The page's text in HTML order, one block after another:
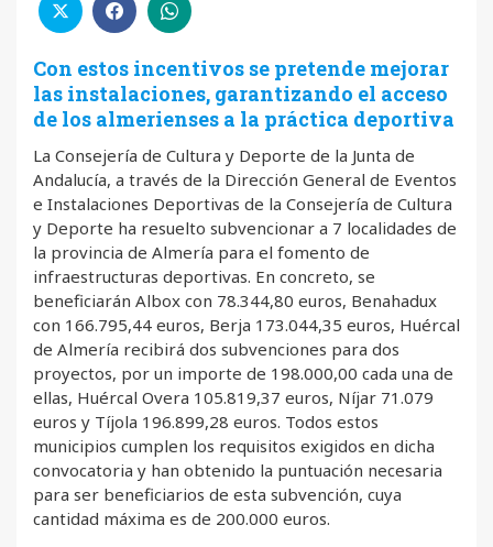
Con estos incentivos se pretende mejorar
las instalaciones, garantizando el acceso
de los almerienses a la práctica deportiva
La Consejería de Cultura y Deporte de la Junta de
Andalucía, a través de la Dirección General de Eventos
e Instalaciones Deportivas de la Consejería de Cultura
y Deporte ha resuelto subvencionar a 7 localidades de
la provincia de Almería para el fomento de
infraestructuras deportivas. En concreto, se
beneficiarán Albox con 78.344,80 euros, Benahadux
con 166.795,44 euros, Berja 173.044,35 euros, Huércal
de Almería recibirá dos subvenciones para dos
proyectos, por un importe de 198.000,00 cada una de
ellas, Huércal Overa 105.819,37 euros, Níjar 71.079
euros y Tíjola 196.899,28 euros. Todos estos
municipios cumplen los requisitos exigidos en dicha
convocatoria y han obtenido la puntuación necesaria
para ser beneficiarios de esta subvención, cuya
cantidad máxima es de 200.000 euros.